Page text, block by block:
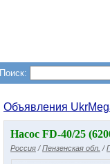
Поиск:
Объявления
Насос FD-40/25
Россия /Пензенская обл. /